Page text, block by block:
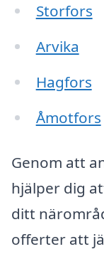
Storfors
Arvika
Hagfors
Åmotfors
Genom att
hjälper dig
ditt
offerter att